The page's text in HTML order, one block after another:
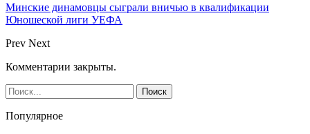
Минские динамовцы сыграли вничью в квалификации
Юношеской лиги УЕФА
Prev Next
Комментарии закрыты.
Популярное